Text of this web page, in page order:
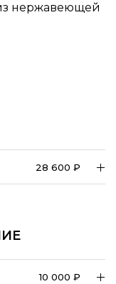
нержавеющей
28 600 ₽
10 000 ₽